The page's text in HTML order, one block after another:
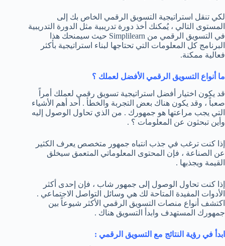
لكي تنقل استراتيجية التسويق الرقمي الخاص بك إلى
المستوى التالي ، يُمكنك أخذ دورة تدريبية مثل الدورة التدريبية
في التسويق الرقمي من Simplilearn حيث سيمنحك هذا
البرنامج كل المعلومات التي تحتاجها لبناء استراتيجية بأكثر
فعالية ممكنة.
ما أنواع التسويق الرقمي الأفضل لعملك ؟
قد يكون اختيار أفضل استراتيجية تسويق رقمي لعملك أمراً
صعباً ، وقد يكون هناك بعض التجربة والخطأ . أحد أهم الأشياء
التي يجب مراعتها هو جمهورك . من الذي تحاول الوصول إليه
وأين تبحثون عن المعلومات ؟ .
إذا كنت ترغب في جذب انتباه جمهور متخصص يعرف الكثير
عن الصناعة ، فإن المحتوى المعلوماتي المتعمق سيخلق
القيمة ويجذبها .
إذا كنت تحاول الوصول إلى جمهور شاب ، فإن إحدى أكثر
الأدوات المفيدة المتاحة لك هي وسائل التواصل الاجتماعي .
اكتشف أنواع منصات التسويق الرقمي الأكثر شيوعاً بين
جمهورك المستهدف وابدأ التسويق هناك .
ابدأ في رؤية النتائج مع التسويق الرقمي :